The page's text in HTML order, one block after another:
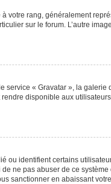
votre rang, généralement
sur le forum. L’autre
« Gravatar », la galerie
disponible aux
ou identifient certains
ne pas abuser de ce
sanctionner en abaissant